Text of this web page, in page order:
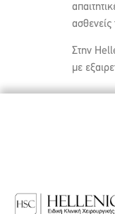
ασθενείς
Στην
με